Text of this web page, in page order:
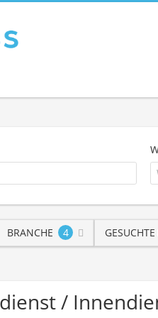
BRANCHE 4
/